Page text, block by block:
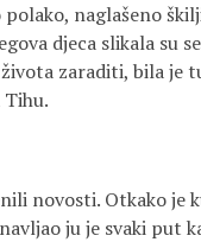
naglašeno
djeca slikala su
zaraditi, bila je
Tihu.
novosti. Otkako je
ju je svaki put